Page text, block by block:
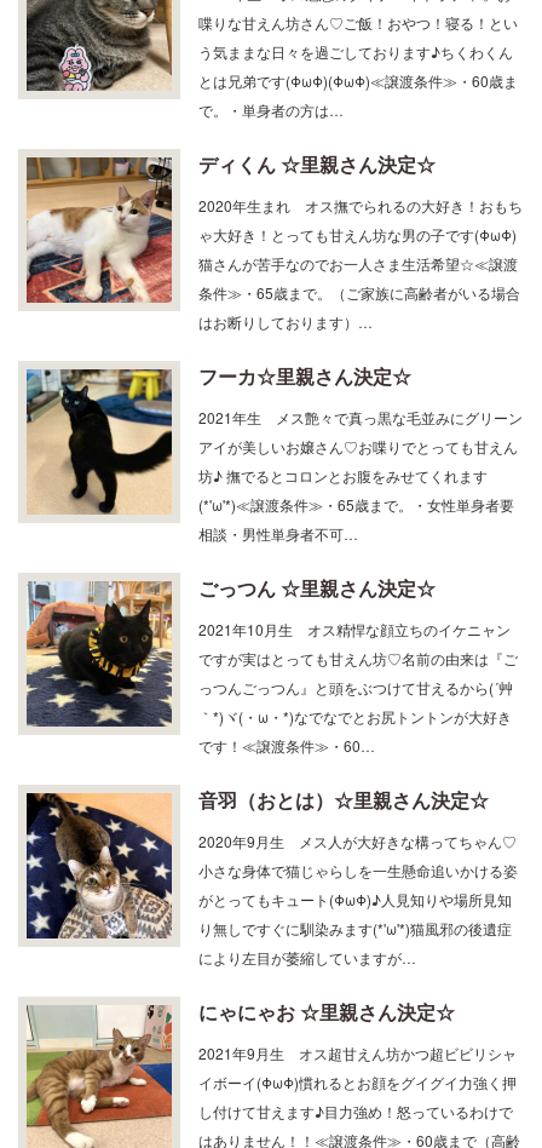
喋りな甘えん坊さん♡ご飯！おやつ！寝る！とい
う気ままな日々を過ごしております♪ちくわくん
とは兄弟です(ΦωΦ)(ΦωΦ)≪譲渡条件≫・60歳ま
で。・単身者の方は…
ディくん ☆里親さん決定☆
2020年生まれ オス撫でられるの大好き！おもち
ゃ大好き！とっても甘えん坊な男の子です(ΦωΦ)
猫さんが苦手なのでお一人さま生活希望☆≪譲渡
条件≫・65歳まで。（ご家族に高齢者がいる場合
はお断りしております）…
フーカ☆里親さん決定☆
2021年生 メス艶々で真っ黒な毛並みにグリーン
アイが美しいお嬢さん♡お喋りでとっても甘えん
坊♪ 撫でるとコロンとお腹をみせてくれます
(*'ω'*)≪譲渡条件≫・65歳まで。・女性単身者要
相談・男性単身者不可…
ごっつん ☆里親さん決定☆
2021年10月生 オス精悍な顔立ちのイケニャン
ですが実はとっても甘えん坊♡名前の由来は『ご
っつんごっつん』と頭をぶつけて甘えるから(´艸
｀*)ヾ(・ω・*)なでなでとお尻トントンが大好き
です！≪譲渡条件≫・60…
音羽（おとは）☆里親さん決定☆
2020年9月生 メス人が大好きな構ってちゃん♡
小さな身体で猫じゃらしを一生懸命追いかける姿
がとってもキュート(ΦωΦ)♪人見知りや場所見知
り無しですぐに馴染みます(*'ω'*)猫風邪の後遺症
により左目が萎縮していますが…
にゃにゃお ☆里親さん決定☆
2021年9月生 オス超甘えん坊かつ超ビビリシャ
イボーイ(ΦωΦ)慣れるとお顔をグイグイ力強く押
し付けて甘えます♪目力強め！怒っているわけで
はありません！！≪譲渡条件≫・60歳まで（高齢